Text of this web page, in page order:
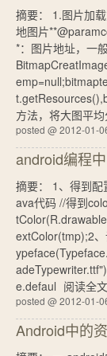
摘要： 1.图片加
地图片
*：图片地址，一
方法，将大图平
posted @ 2012-01-
android编程
摘要： 1、得到
ava代码 //得到
extColor(tmp);2
e.defaul 阅读全文
posted @ 2012-01-
Android中的